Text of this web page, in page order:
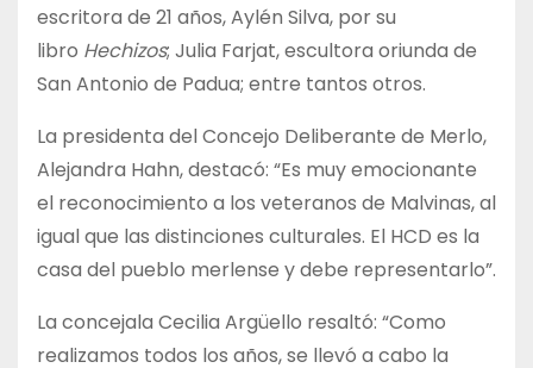
escritora de 21 años, Aylén Silva, por su
libro Hechizos; Julia Farjat, escultora oriunda de
San Antonio de Padua; entre tantos otros.
La presidenta del Concejo Deliberante de Merlo,
Alejandra Hahn, destacó: “Es muy emocionante
el reconocimiento a los veteranos de Malvinas, al
igual que las distinciones culturales. El HCD es la
casa del pueblo merlense y debe representarlo”.
La concejala Cecilia Argüello resaltó: “Como
realizamos todos los años, se llevó a cabo la